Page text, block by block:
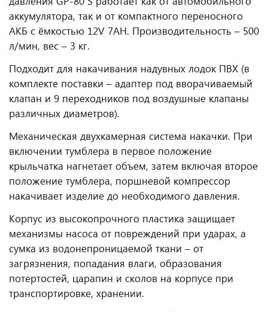
аккумулятора, так и от компактного переносного
АКБ с ёмкостью 12V 7AH. Производительность – 500
л/мин, вес – 3 кг.
Подходит для накачивания надувных лодок ПВХ (в
комплекте поставки – адаптер под вворачиваемый
клапан и 9 переходников под воздушные клапаны
различных диаметров).
Механическая двухкамерная система накачки. При
включении тумблера в первое положение
крыльчатка нагнетает объем, затем включая второе
положение тумблера, поршневой компрессор
накачивает изделие до необходимого давления.
Корпус из высокопрочного пластика защищает
механизмы насоса от повреждений при ударах, а
сумка из водонепроницаемой ткани – от
загрязнения, попадания влаги, образования
потертостей, царапин и сколов на корпусе при
транспортировке, хранении.